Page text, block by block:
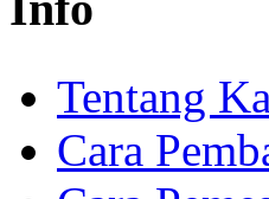
Tentang
Cara